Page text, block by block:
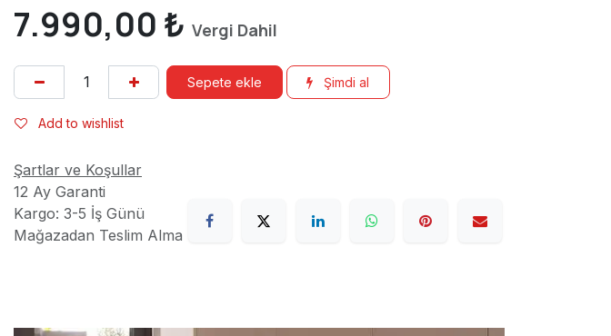
7.990,00 ₺ Vergi Dahil
Sepete ekle Şimdi al
Add to wishlist
Şartlar ve Koşullar
12 Ay Garanti
Kargo: 3-5 İş Günü
Mağazadan Teslim Alma